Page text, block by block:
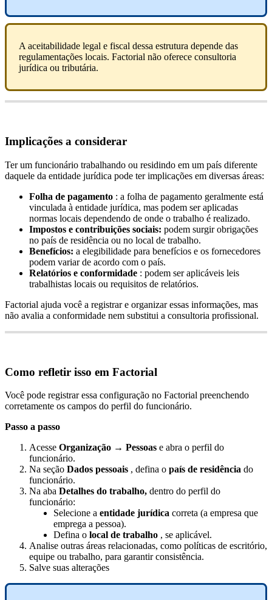
A aceitabilidade legal e fiscal dessa estrutura depende das
regulamentações locais. Factorial não oferece consultoria
jurídica ou tributária.
Implicações a considerar
Ter um funcionário trabalhando ou residindo em um país diferente
daquele da entidade jurídica pode ter implicações em diversas áreas:
Folha de pagamento : a folha de pagamento geralmente está
vinculada à entidade jurídica, mas podem ser aplicadas
normas locais dependendo de onde o trabalho é realizado.
Impostos e contribuições sociais: podem surgir obrigações
no país de residência ou no local de trabalho.
Benefícios: a elegibilidade para benefícios e os fornecedores
podem variar de acordo com o país.
Relatórios e conformidade : podem ser aplicáveis leis
trabalhistas locais ou requisitos de relatórios.
Factorial ajuda você a registrar e organizar essas informações, mas
não avalia a conformidade nem substitui a consultoria profissional.
Como refletir isso em Factorial
Você pode registrar essa configuração no Factorial preenchendo
corretamente os campos do perfil do funcionário.
Passo a passo
Acesse Organização → Pessoas e abra o perfil do
funcionário.
Na seção Dados pessoais , defina o país de residência do
funcionário.
Na aba Detalhes do trabalho, dentro do perfil do
funcionário:
Selecione a entidade jurídica correta (a empresa que
emprega a pessoa).
Defina o local de trabalho , se aplicável.
Analise outras áreas relacionadas, como políticas de escritório,
equipe ou trabalho, para garantir consistência.
Salve suas alterações